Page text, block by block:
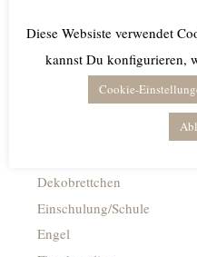
Blumiges
Caketopper
Deko Kacheln
Deko-Flaschenöffner
Dekobrettchen
Einschulung/Schule
Engel
Diese Websiste verwendet
kannst Du konfigurieren,
Cookie-